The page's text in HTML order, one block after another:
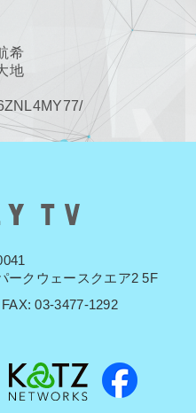
希
地
ークウェースクエア2 5F
03-3477-1292